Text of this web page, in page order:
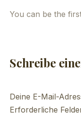
You can be the
Schreibe
Deine E-Mail-
Erforderliche